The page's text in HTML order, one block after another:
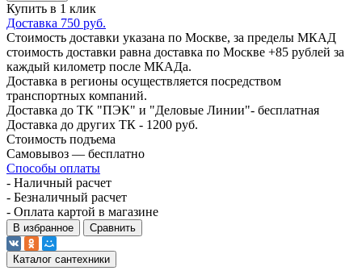
Купить в 1 клик
Доставка 750 руб.
Стоимость доставки указана по Москве, за пределы МКАД
стоимость доставки равна доставка по Москве +85 рублей за
каждый километр после МКАДа.
Доставка в регионы осуществляется посредством
транспортных компаний.
Доставка до ТК "ПЭК" и "Деловые Линии"- бесплатная
Доставка до других ТК - 1200 руб.
Стоимость подъема
Самовывоз — бесплатно
Способы оплаты
- Наличный расчет
- Безналичный расчет
- Оплата картой в магазине
В избранное Сравнить
Каталог сантехники